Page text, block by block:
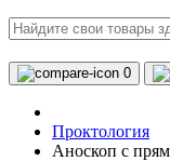
0
Проктология
Аноскоп с